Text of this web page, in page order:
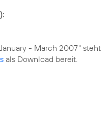
- March 2007" steht
als Download bereit.